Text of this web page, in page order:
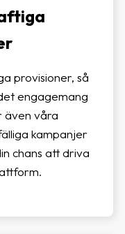
provisioner, så
engagemang
även våra
kampanjer
chans att driva